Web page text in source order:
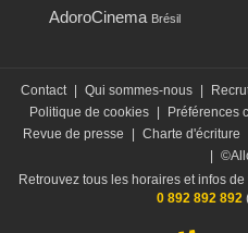
AdoroCinema Brésil
Contact Qui sommes-nous
Politique de cookies
Préférences
Revue de presse
Charte d'écriture
Retrouvez tous les horaires et infos
0 892 892 892